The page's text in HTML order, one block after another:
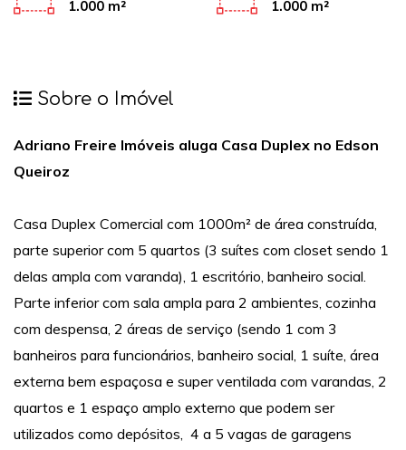
1.000 m² 1.000 m²
Sobre o Imóvel
Adriano Freire Imóveis aluga Casa Duplex no Edson
Queiroz
Casa Duplex Comercial com 1000m² de área construída,
parte superior com 5 quartos (3 suítes com closet sendo 1
delas ampla com varanda), 1 escritório, banheiro social.
Parte inferior com sala ampla para 2 ambientes, cozinha
com despensa, 2 áreas de serviço (sendo 1 com 3
banheiros para funcionários, banheiro social, 1 suíte, área
externa bem espaçosa e super ventilada com varandas, 2
quartos e 1 espaço amplo externo que podem ser
utilizados como depósitos, 4 a 5 vagas de garagens